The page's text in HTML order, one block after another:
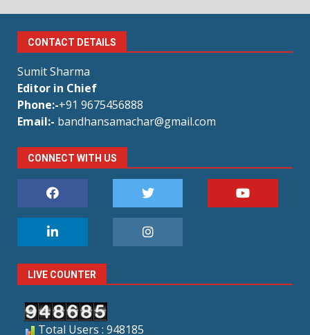
CONTACT DETAILS
Sumit Sharma
Editor in Chief
Phone:-+91 9675456888
Email:- bandhansamachar@gmail.com
CONNECT WITH US
LIVE COUNTER
Total Users : 948185